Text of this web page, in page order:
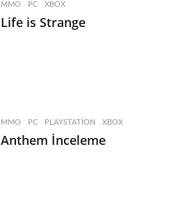
MMO ,PC ,XBOX
Life is Strange
MMO ,PC ,PLAYSTATION ,XBOX
Anthem İnceleme